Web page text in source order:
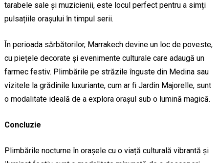
tarabele sale și muzicienii, este locul perfect pentru a simți
pulsațiile orașului în timpul serii.
În perioada sărbătorilor, Marrakech devine un loc de poveste,
cu piețele decorate și evenimente culturale care adaugă un
farmec festiv. Plimbările pe străzile înguste din Medina sau
vizitele la grădinile luxuriante, cum ar fi Jardin Majorelle, sunt
o modalitate ideală de a explora orașul sub o lumină magică.
Concluzie
Plimbările nocturne în orașele cu o viață culturală vibrantă și